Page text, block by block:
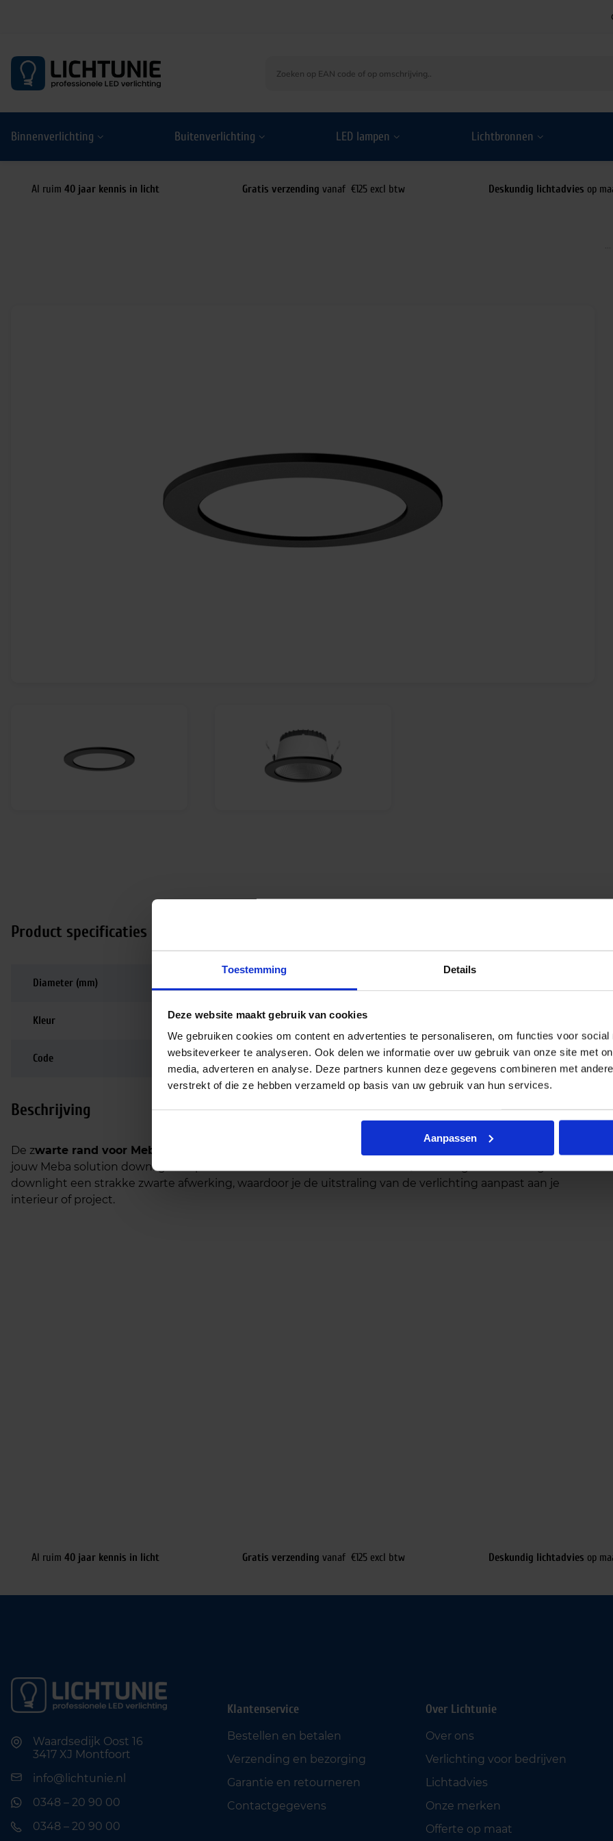
Toestemming Details
Deze website maakt gebruik van cookies
We gebruiken cookies om content en advertenties te personaliseren, om functies voor social
websiteverkeer te analyseren. Ook delen we informatie over uw gebruik van onze site met
media, adverteren en analyse. Deze partners kunnen deze gegevens combineren met
verstrekt of die ze hebben verzameld op basis van uw gebruik van hun services.
Aanpassen
Binnenverlichting Buitenverlichting LED lampen Lichtbronnen
Al ruim 40 jaar kennis in licht Gratis verzending vanaf €125 excl btw Deskundig lichtadvies op
Product specificaties
Diameter (mm)
Kleur Zwart
Code LU029351
Beschrijving
De zwarte rand voor Meba solution LED downlight van Ø114mm
is een accessoire om de afwerking van
jouw Meba solution downlight te personaliseren. Met een
downlight een strakke zwarte afwerking, waardoor je de uitstraling van de verlichting aanpast aan je
interieur of project.
Al ruim 40 jaar kennis in licht Gratis verzending vanaf €125 excl btw Deskundig lichtadvies op
Waardsedijk Oost 16
3417 XJ Montfoort
info@lichtunie.nl
0348 – 20 90 00
0348 – 20 90 00
Klantenservice
Bestellen en betalen
Verzending en bezorging
Garantie en retourneren
Contactgegevens
Over Lichtunie
Over ons
Verlichting voor bedrijven
Lichtadvies
Onze merken
Offerte op maat